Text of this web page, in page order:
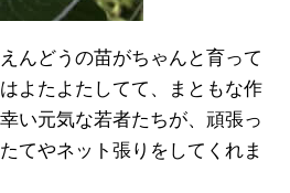
んどうの苗がちゃんと育って
よたよたしてて、まともな作
い元気な若者たちが、頑張っ
てやネット張りをしてくれま